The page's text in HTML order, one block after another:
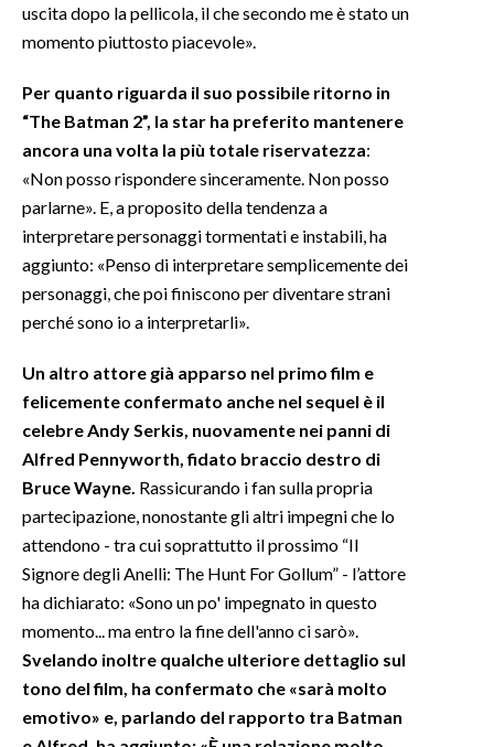
uscita dopo la pellicola, il che secondo me è stato un
momento piuttosto piacevole».
Per quanto riguarda il suo possibile ritorno in
“The Batman 2”, la star ha preferito mantenere
ancora una volta la più totale riservatezza:
«Non posso rispondere sinceramente. Non posso
parlarne». E, a proposito della tendenza a
interpretare personaggi tormentati e instabili, ha
aggiunto: «Penso di interpretare semplicemente dei
personaggi, che poi finiscono per diventare strani
perché sono io a interpretarli».
Un altro attore già apparso nel primo film e
felicemente confermato anche nel sequel è il
celebre Andy Serkis, nuovamente nei panni di
Alfred Pennyworth, fidato braccio destro di
Bruce Wayne. Rassicurando i fan sulla propria
partecipazione, nonostante gli altri impegni che lo
attendono - tra cui soprattutto il prossimo “Il
Signore degli Anelli: The Hunt For Gollum” - l’attore
ha dichiarato: «Sono un po' impegnato in questo
momento... ma entro la fine dell'anno ci sarò».
Svelando inoltre qualche ulteriore dettaglio sul
tono del film, ha confermato che «sarà molto
emotivo» e, parlando del rapporto tra Batman